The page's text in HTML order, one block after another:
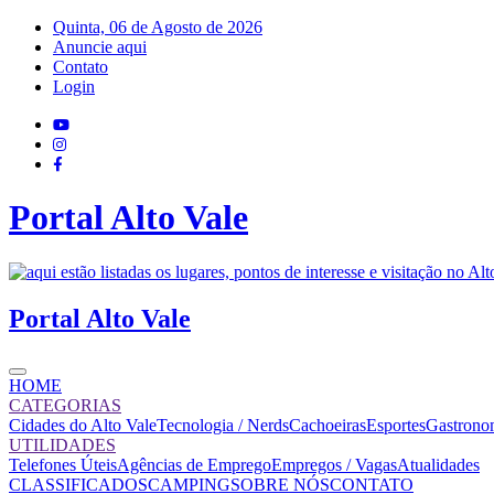
Quinta, 06 de Agosto de 2026
Anuncie aqui
Contato
Login
PortalAlto Vale
Portal Alto Vale
HOME
CATEGORIAS
Cidades do Alto ValeTecnologia / NerdsCachoeirasEsportes
UTILIDADES
Telefones ÚteisAgências de EmpregoEmpregos / VagasAtualidades
CLASSIFICADOSCAMPINGSOBRE NÓSCONTATO